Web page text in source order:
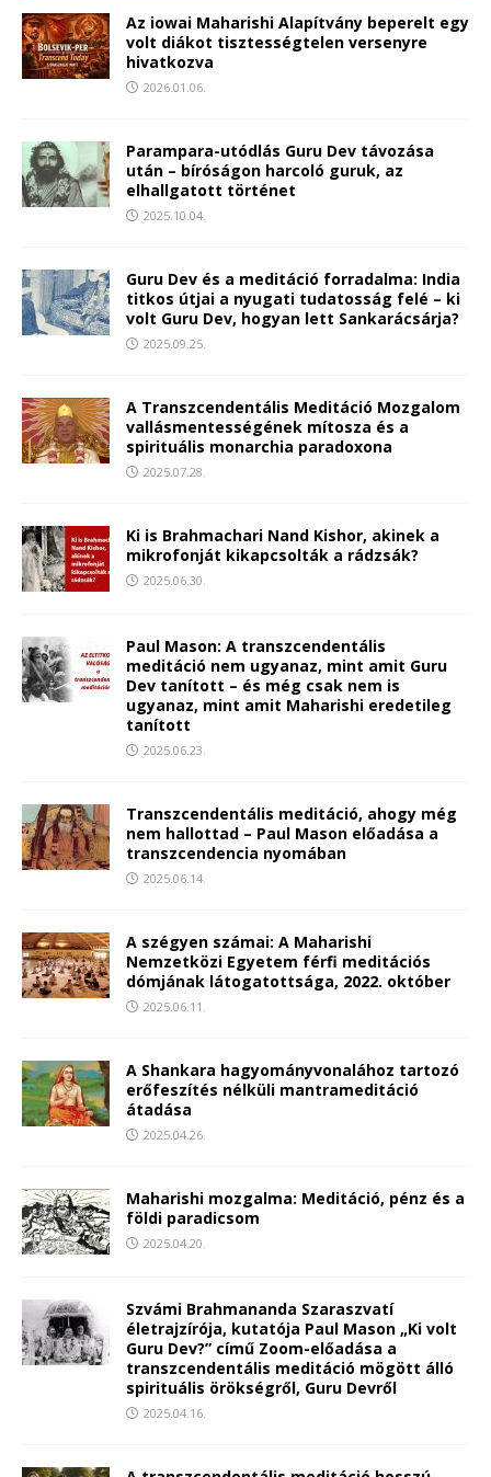
Az iowai Maharishi Alapítvány beperelt egy
volt diákot tisztességtelen versenyre
hivatkozva
2026.01.06.
Parampara-utódlás Guru Dev távozása
után – bíróságon harcoló guruk, az
elhallgatott történet
2025.10.04.
Guru Dev és a meditáció forradalma: India
titkos útjai a nyugati tudatosság felé – ki
volt Guru Dev, hogyan lett Sankarácsárja?
2025.09.25.
A Transzcendentális Meditáció Mozgalom
vallásmentességének mítosza és a
spirituális monarchia paradoxona
2025.07.28.
Ki is Brahmachari Nand Kishor, akinek a
mikrofonját kikapcsolták a rádzsák?
2025.06.30.
Paul Mason: A transzcendentális
meditáció nem ugyanaz, mint amit Guru
Dev tanított – és még csak nem is
ugyanaz, mint amit Maharishi eredetileg
tanított
2025.06.23.
Transzcendentális meditáció, ahogy még
nem hallottad – Paul Mason előadása a
transzcendencia nyomában
2025.06.14.
A szégyen számai: A Maharishi
Nemzetközi Egyetem férfi meditációs
dómjának látogatottsága, 2022. október
2025.06.11.
A Shankara hagyományvonalához tartozó
erőfeszítés nélküli mantrameditáció
átadása
2025.04.26.
Maharishi mozgalma: Meditáció, pénz és a
földi paradicsom
2025.04.20.
Szvámi Brahmananda Szaraszvatí
életrajzírója, kutatója Paul Mason „Ki volt
Guru Dev?” című Zoom-előadása a
transzcendentális meditáció mögött álló
spirituális örökségről, Guru Devről
2025.04.16.